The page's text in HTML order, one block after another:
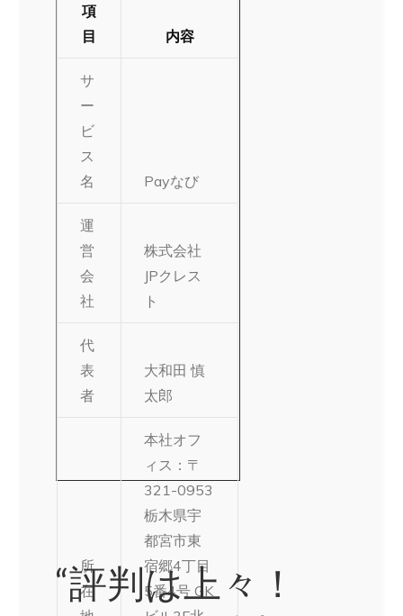
項
目
内容
サ
ー
ビ
ス
名
Payなび
運
営
会
社
株式会社
JPクレス
ト
代
表
者
大和田 慎
太郎
所
在
本社オフ
ィス：〒
321-0953
栃木県宇
都宮市東
宿郷4丁目
5番4号 GK
“評判は上々！